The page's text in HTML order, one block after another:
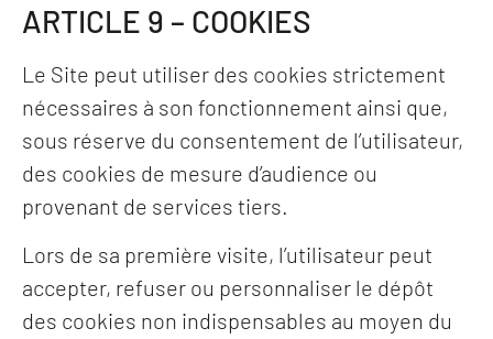
ARTICLE 9 – COOKIES
Le Site peut utiliser des cookies strictement
nécessaires à son fonctionnement ainsi que,
sous réserve du consentement de l’utilisateur,
des cookies de mesure d’audience ou
provenant de services tiers.
Lors de sa première visite, l’utilisateur peut
accepter, refuser ou personnaliser le dépôt
des cookies non indispensables au moyen du